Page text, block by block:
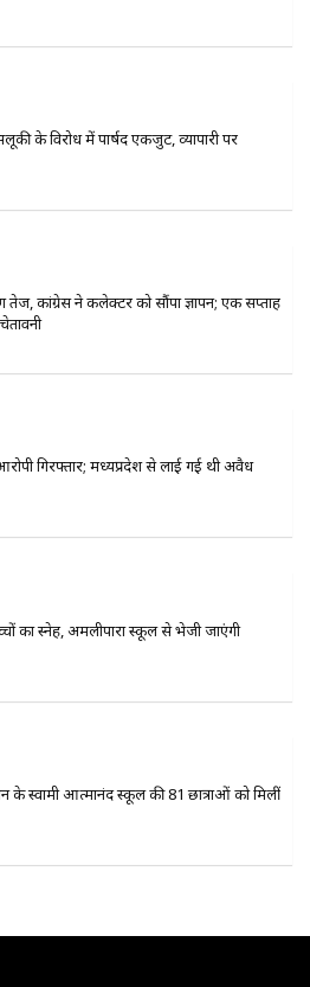
के विरोध में पार्षद एकजुट, व्यापारी पर
तेज, कांग्रेस ने कलेक्टर को सौंपा ज्ञापन; एक सप्ताह
गिरफ्तार; मध्यप्रदेश से लाई गई थी अवैध
का स्नेह, अमलीपारा स्कूल से भेजी जाएंगी
के स्वामी आत्मानंद स्कूल की 81 छात्राओं को मिलीं